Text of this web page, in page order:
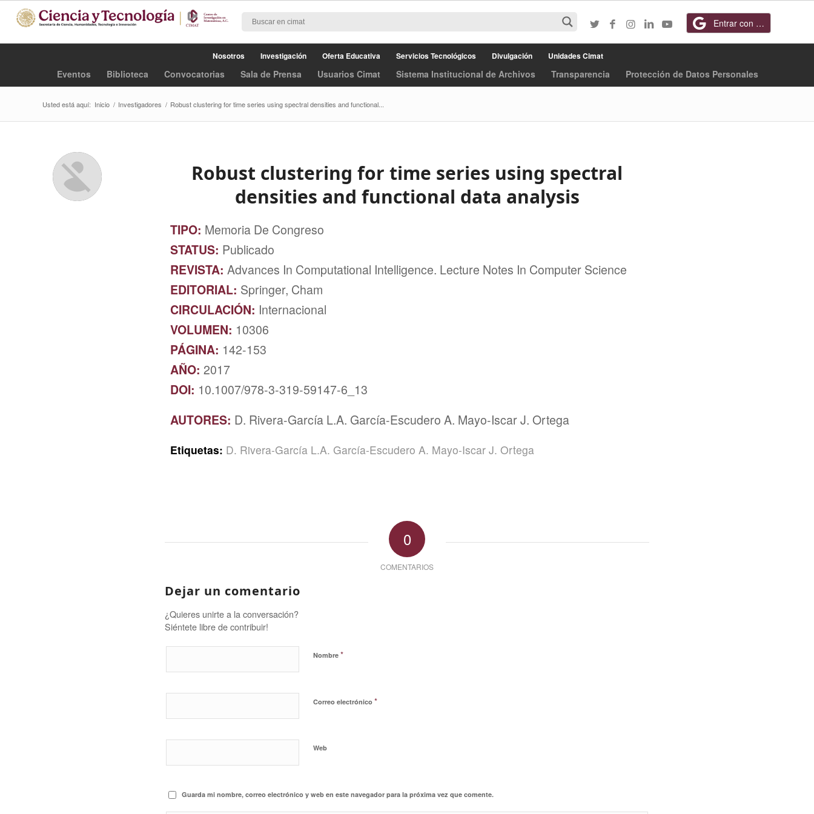
Entrar con Google
Nosotros Investigación Oferta Educativa Servicios Tecnológicos Divulgación Unidades Cimat
Eventos Biblioteca Convocatorias Sala de Prensa Usuarios Cimat Sistema Institucional de Archivos Transparencia Protección de Datos Personales
Usted está aquí: Inicio / Investigadores / Robust clustering for time series using spectral densities and functional...
Robust clustering for time series using spectral
densities and functional data analysis
TIPO: Memoria De Congreso
STATUS: Publicado
REVISTA: Advances In Computational Intelligence. Lecture Notes In Computer Science
EDITORIAL: Springer, Cham
CIRCULACIÓN: Internacional
VOLUMEN: 10306
PÁGINA: 142-153
AÑO: 2017
DOI: 10.1007/978-3-319-59147-6_13
AUTORES: D. Rivera-García L.A. García-Escudero A. Mayo-Iscar J. Ortega
Etiquetas: D. Rivera-García L.A. García-Escudero A. Mayo-Iscar J. Ortega
0
COMENTARIOS
Dejar un comentario
¿Quieres unirte a la conversación?
Siéntete libre de contribuir!
Nombre *
Correo electrónico *
Web
Guarda mi nombre, correo electrónico y web en este navegador para la próxima vez que comente.